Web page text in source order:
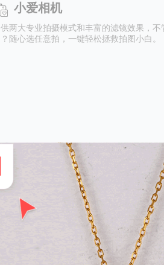
小爱相机
两大专业拍摄模式和丰富的滤镜效果，
？随心选任意拍，一键轻松拯救拍图小白。